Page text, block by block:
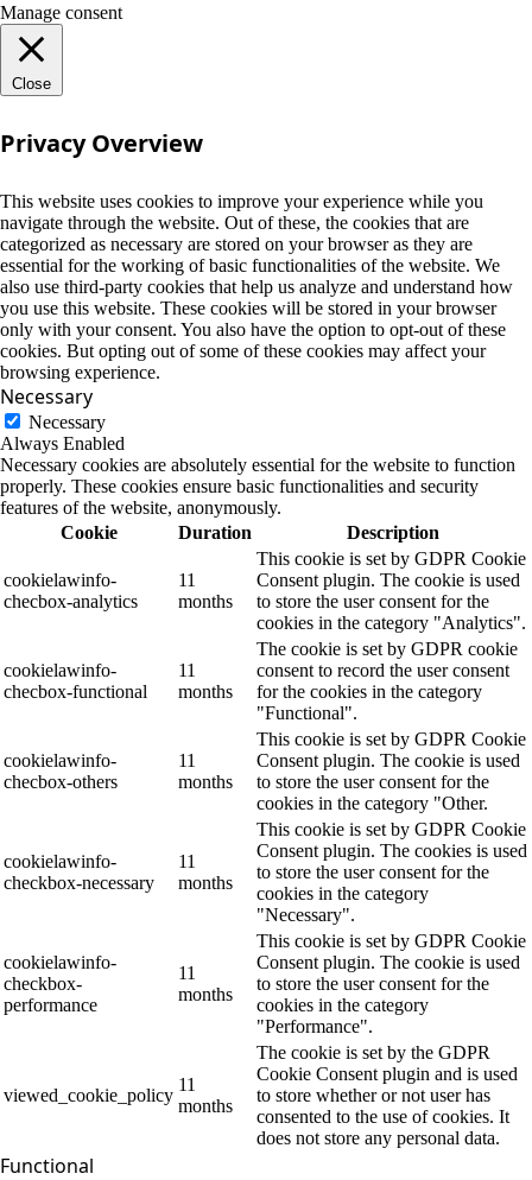
Manage consent
Close
Privacy Overview
This website uses cookies to improve your experience while you
navigate through the website. Out of these, the cookies that are
categorized as necessary are stored on your browser as they are
essential for the working of basic functionalities of the website. We
also use third-party cookies that help us analyze and understand how
you use this website. These cookies will be stored in your browser
only with your consent. You also have the option to opt-out of these
cookies. But opting out of some of these cookies may affect your
browsing experience.
Necessary
Necessary
Always Enabled
Necessary cookies are absolutely essential for the website to function
properly. These cookies ensure basic functionalities and security
features of the website, anonymously.
Cookie
Duration Description
cookielawinfo-
checbox-analytics
11
months
This cookie is set by GDPR Cookie
Consent plugin. The cookie is used
to store the user consent for the
cookies in the category "Analytics".
cookielawinfo-
checbox-functional
11
months
The cookie is set by GDPR cookie
consent to record the user consent
for the cookies in the category
"Functional".
cookielawinfo-
checbox-others
11
months
This cookie is set by GDPR Cookie
Consent plugin. The cookie is used
to store the user consent for the
cookies in the category "Other.
cookielawinfo-
checkbox-necessary
11
months
This cookie is set by GDPR Cookie
Consent plugin. The cookies is used
to store the user consent for the
cookies in the category
"Necessary".
cookielawinfo-
checkbox-
performance
11
months
This cookie is set by GDPR Cookie
Consent plugin. The cookie is used
to store the user consent for the
cookies in the category
"Performance".
viewed_cookie_policy
11
months
The cookie is set by the GDPR
Cookie Consent plugin and is used
to store whether or not user has
consented to the use of cookies. It
does not store any personal data.
Functional